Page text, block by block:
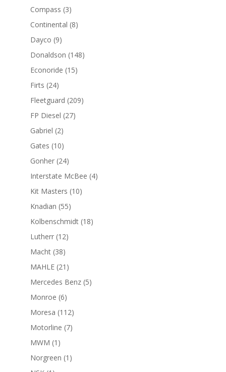
productos
Compass 33
productos
Continental 88
Dayco 99
productos
Donaldson 148148
Econoride 1515
Firts 2424
productos
Fleetguard 209209
FP Diesel 2727
Gabriel 22
productos
Gates 1010
productos
Gonher 2424
productos
Interstate McBee 44
Kit Masters 1010
Knadian 5555
productos
Kolbenschmidt 1818
Lutherr 1212
Macht 3838
productos
MAHLE 21 21
productos
Mercedes Benz 55
Monroe 66
productos
Moresa 112112
productos
Motorline 77
MWM 1 1
producto
Norgreen 1 1